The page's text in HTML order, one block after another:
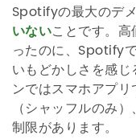
Spotifyの最大のデ
いないことです。
ったのに、Spotify
いもどかしさを感
ンではスマホアプ
（シャッフルのみ
制限があります。